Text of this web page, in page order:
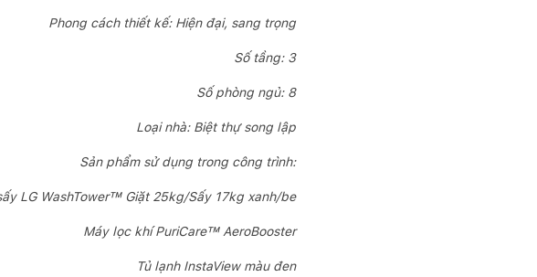
Phong cách thiết kế: Hiện đại, sang trọng
Số tầng: 3
Số phòng ngủ: 8
Loại nhà: Biệt thự song lập
Sản phẩm sử dụng trong công trình:
LG WashTower™ Giặt 25kg/Sấy 17kg xanh/be
Máy lọc khí PuriCare™ AeroBooster
Tủ lạnh InstaView màu đen